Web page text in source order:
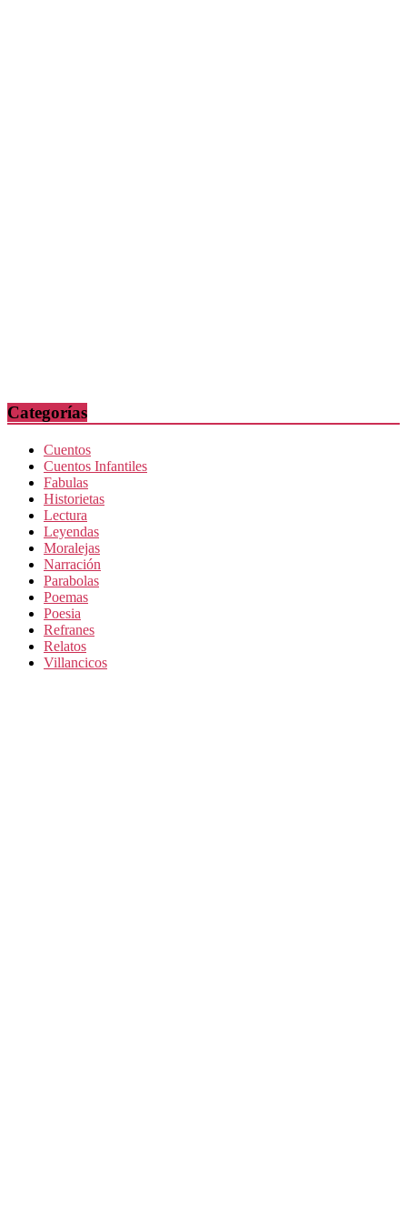
Categorías
Cuentos
Cuentos Infantiles
Fabulas
Historietas
Lectura
Leyendas
Moralejas
Narración
Parabolas
Poemas
Poesia
Refranes
Relatos
Villancicos